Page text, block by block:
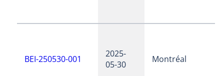
BEI-250530-001
2025-
05-30
Montréal